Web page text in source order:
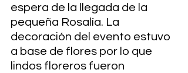
espera de la llegada de la
pequeña Rosalía. La
decoración del evento estuvo
a base de flores por lo que
lindos floreros fueron